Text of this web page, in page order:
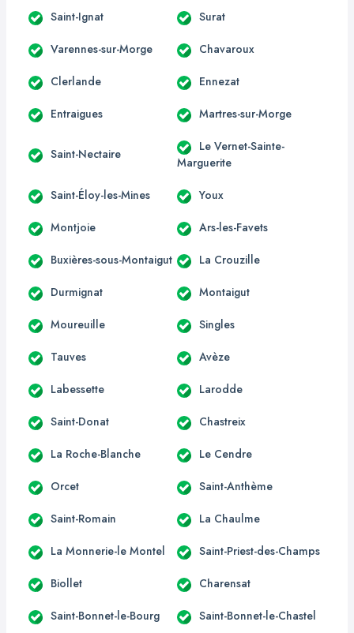
Saint-Ignat Surat
Varennes-sur-Morge Chavaroux
Clerlande Ennezat
Entraigues Martres-sur-Morge
Saint-Nectaire
Le Vernet-Sainte-
Marguerite
Saint-Éloy-les-Mines Youx
Montjoie Ars-les-Favets
Buxières-sous-Montaigut La Crouzille
Durmignat Montaigut
Moureuille Singles
Tauves Avèze
Labessette Larodde
Saint-Donat Chastreix
La Roche-Blanche Le Cendre
Orcet Saint-Anthème
Saint-Romain La Chaulme
La Monnerie-le Montel Saint-Priest-des-Champs
Biollet Charensat
Saint-Bonnet-le-Bourg Saint-Bonnet-le-Chastel